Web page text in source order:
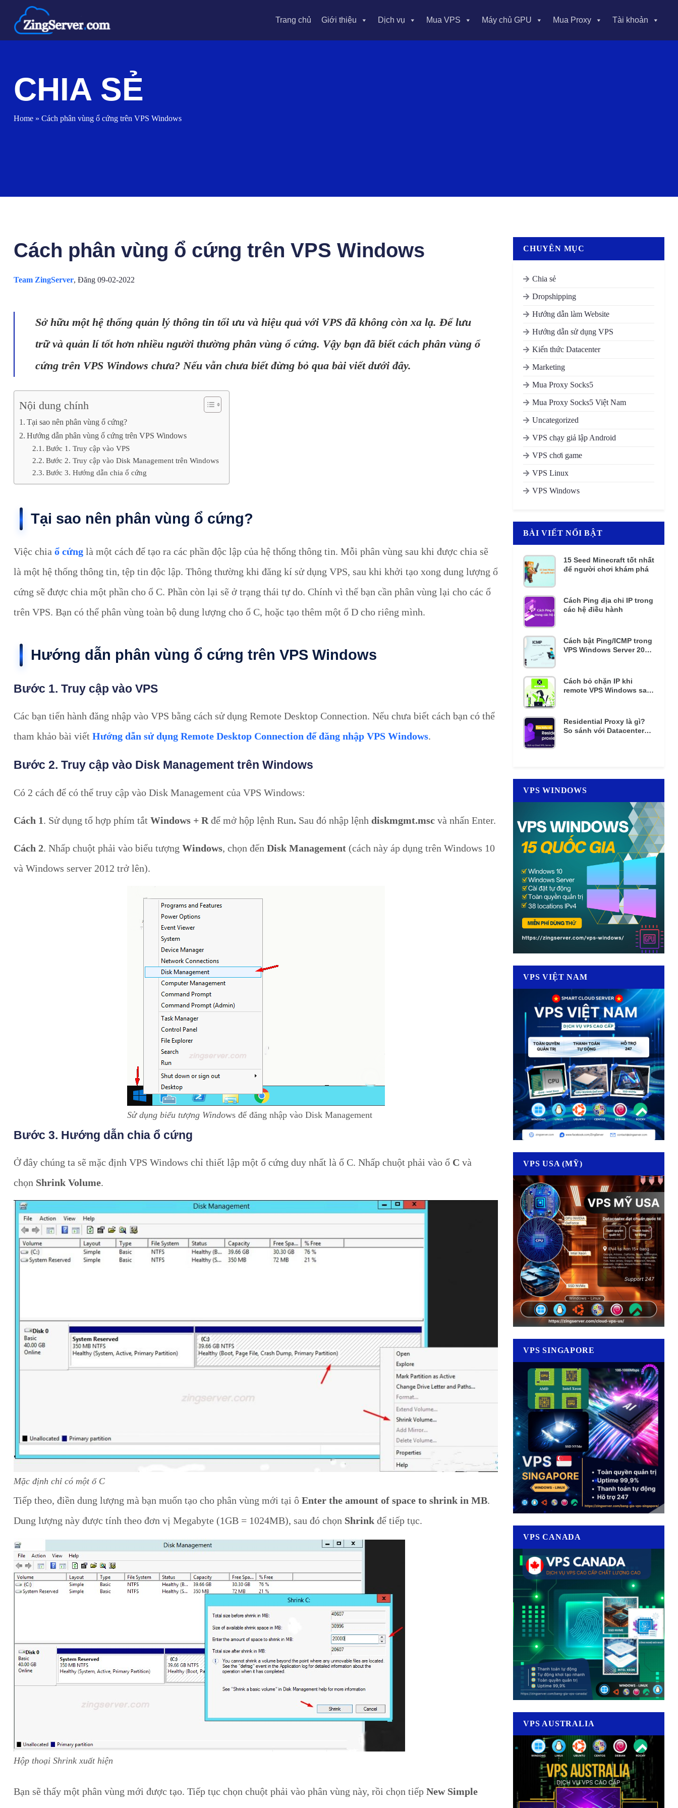
Trang chủ Giới thiệu Dịch vụ Mua VPS Máy chủ GPU Mua Proxy Tài khoản
CHIA SẺ
Home » Cách phân vùng ổ cứng trên VPS Windows
Cách phân vùng ổ cứng trên VPS Windows
Team ZingServer, Đăng 09-02-2022
Sở hữu một hệ thống quản lý thông tin tối ưu và hiệu quả với VPS đã không còn xa lạ. Để lưu
trữ và quản lí tốt hơn nhiều người thường phân vùng ổ cứng. Vậy bạn đã biết cách phân vùng ổ
cứng trên VPS Windows chưa? Nếu vẫn chưa biết đừng bỏ qua bài viết dưới đây.
Nội dung chính
Tại sao nên phân vùng ổ cứng?
Hướng dẫn phân vùng ổ cứng trên VPS Windows
Bước 1. Truy cập vào VPS
Bước 2. Truy cập vào Disk Management trên Windows
Bước 3. Hướng dẫn chia ổ cứng
Tại sao nên phân vùng ổ cứng?
Việc chia ổ cứng là một cách để tạo ra các phần độc lập của hệ thống thông tin. Mỗi phân vùng sau khi được chia sẽ
là một hệ thống thông tin, tệp tin độc lập. Thông thường khi đăng kí sử dụng VPS, sau khi khởi tạo xong dung lượng ổ
cứng sẽ được chia một phần cho ổ C. Phần còn lại sẽ ở trạng thái tự do. Chính vì thế bạn cần phân vùng lại cho các ổ
trên VPS. Bạn có thể phân vùng toàn bộ dung lượng cho ổ C, hoặc tạo thêm một ổ D cho riêng mình.
Hướng dẫn phân vùng ổ cứng trên VPS Windows
Bước 1. Truy cập vào VPS
Các bạn tiến hành đăng nhập vào VPS bằng cách sử dụng Remote Desktop Connection. Nếu chưa biết cách bạn có thể
tham khảo bài viết Hướng dẫn sử dụng Remote Desktop Connection để đăng nhập VPS Windows.
Bước 2. Truy cập vào Disk Management trên Windows
Có 2 cách để có thể truy cập vào Disk Management của VPS Windows:
Cách 1. Sử dụng tổ hợp phím tắt Windows + R để mở hộp lệnh Run. Sau đó nhập lệnh diskmgmt.msc và nhấn Enter.
Cách 2. Nhấp chuột phải vào biểu tượng Windows, chọn đến Disk Management (cách này áp dụng trên Windows 10
và Windows server 2012 trở lên).
Sử dụng biểu tượng Windows để đăng nhập vào Disk Management
Bước 3. Hướng dẫn chia ổ cứng
Ở đây chúng ta sẽ mặc định VPS Windows chỉ thiết lập một ổ cứng duy nhất là ổ C. Nhấp chuột phải vào ổ C và
chọn Shrink Volume.
Mặc định chỉ có một ổ C
Tiếp theo, điền dung lượng mà bạn muốn tạo cho phân vùng mới tại ô Enter the amount of space to shrink in MB.
Dung lượng này được tính theo đơn vị Megabyte (1GB = 1024MB), sau đó chọn Shrink để tiếp tục.
Hộp thoại Shrink xuất hiện
Bạn sẽ thấy một phân vùng mới được tạo. Tiếp tục chọn chuột phải vào phân vùng này, rồi chọn tiếp New Simple
CHUYÊN MỤC
Chia sẻ
Dropshipping
Hướng dẫn làm Website
Hướng dẫn sử dụng VPS
Kiến thức Datacenter
Marketing
Mua Proxy Socks5
Mua Proxy Socks5 Việt Nam
Uncategorized
VPS chạy giả lập Android
VPS chơi game
VPS Linux
VPS Windows
BÀI VIẾT NỔI BẬT
15 Seed Minecraft tốt nhất
để người chơi khám phá
Cách Ping địa chỉ IP trong
các hệ điều hành
Cách bật Ping/ICMP trong
VPS Windows Server 2016
Cách bỏ chặn IP khi
remote VPS Windows sai
Residential Proxy là gì?
So sánh với Datacenter
VPS WINDOWS
VPS VIỆT NAM
VPS USA (MỸ)
VPS SINGAPORE
VPS CANADA
VPS AUSTRALIA